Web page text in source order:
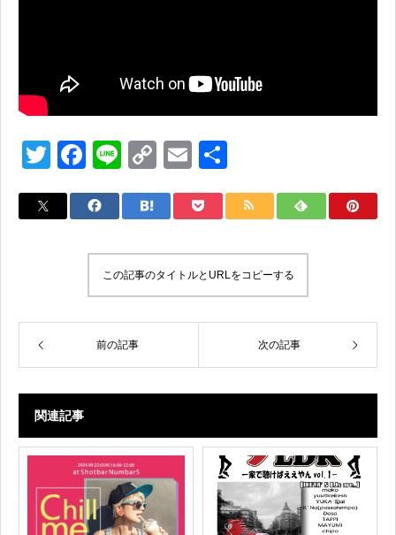
T
tt
F
c
o
o
k
Li
e
C
p
Li
n
k
E
ail
この記事のタイトルとURLをコピーする
前の記事 次の記事
関連記事